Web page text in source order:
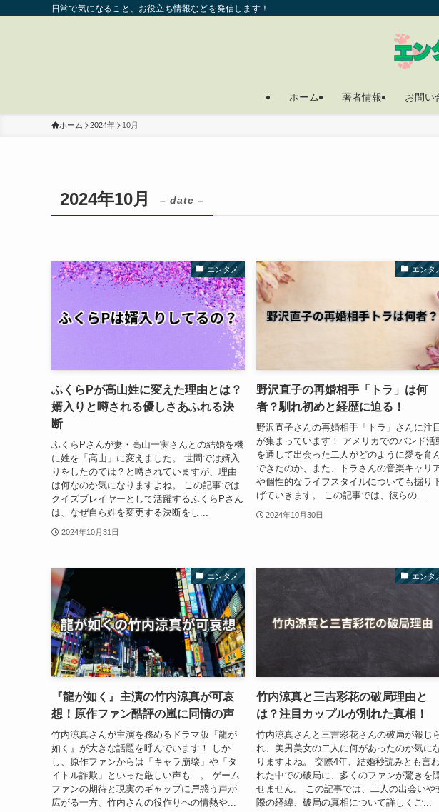
日常で気になること、お役立ち情報などを発信します！
ホーム 著者情報 お問い
ホーム 2024年 10月
2024年10月 – date –
エンタメ
ふくらPが高山姓に変えた理由とは？
婿入りと噂される優しさあふれる決
断
ふくらPさんが妻・高山一実さんとの結婚を機
に姓を「高山」に変えました。 世間では婿入
りをしたのでは？と噂されていますが、理由
は何なのか気になりますよね。 この記事では
クイズプレイヤーとして活躍するふくらPさん
は、なぜ自ら姓を変更する決断をし...
2024年10月31日
エンタ
野沢直子の再婚相手「トラ」は何
者？馴れ初めと経歴に迫る！
野沢直子さんの再婚相手「トラ」さんに注
が集まっています！ アメリカでのバンド活
を通して出会った二人がどのように愛を育
できたのか、また、トラさんの音楽キャリ
や個性的なライフスタイルについても掘り
げていきます。 この記事では、彼らの...
2024年10月30日
エンタメ
『龍が如く』主演の竹内涼真が可哀
想！原作ファン酷評の嵐に同情の声
竹内涼真さんが主演を務めるドラマ版『龍が
如く』が大きな話題を呼んでいます！ しか
し、原作ファンからは「キャラ崩壊」や「タ
イトル詐欺」といった厳しい声も…。 ゲーム
ファンの期待と現実のギャップに戸惑う声が
広がる一方、竹内さんの役作りへの情熱や...
エンタ
竹内涼真と三吉彩花の破局理由と
は？注目カップルが別れた真相！
竹内涼真さんと三吉彩花さんの破局が報じ
れ、美男美女の二人に何があったのか気に
りますよね。 交際4年、結婚秒読みとも言わ
れた中での破局に、多くのファンが驚きを
せません。 この記事では、二人の出会いや
際の経緯、破局の真相について詳しくご...